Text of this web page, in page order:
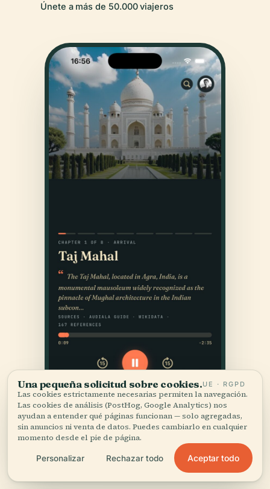
Únete a más de 50.000 viajeros
Una pequeña solicitud sobre cookies.UE · RGPD
Las cookies estrictamente necesarias permiten la navegación.
Las cookies de análisis (PostHog, Google Analytics) nos
ayudan a entender qué páginas funcionan — solo agregadas,
sin anuncios ni venta de datos. Puedes cambiarlo en cualquier
momento desde el pie de página.
Personalizar Rechazar todo Aceptar todo